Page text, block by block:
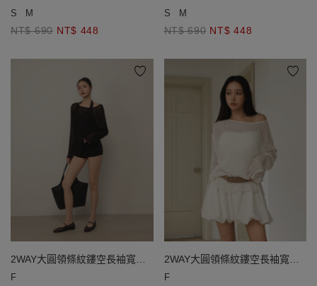
針織衫
S M
NT$ 690 NT$ 448
針織衫
S M
NT$ 690 NT$ 448
2WAY大圓領條紋鏤空長袖寬版
針織衫
F
2WAY大圓領條紋鏤空長袖寬版
針織衫
F